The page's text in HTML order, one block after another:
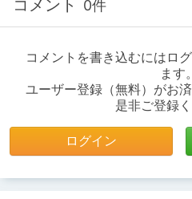
コメント 0件
コメントを書き込むにはロ
ます。
ユーザー登録（無料）がお
是非ご登録く
ログイン